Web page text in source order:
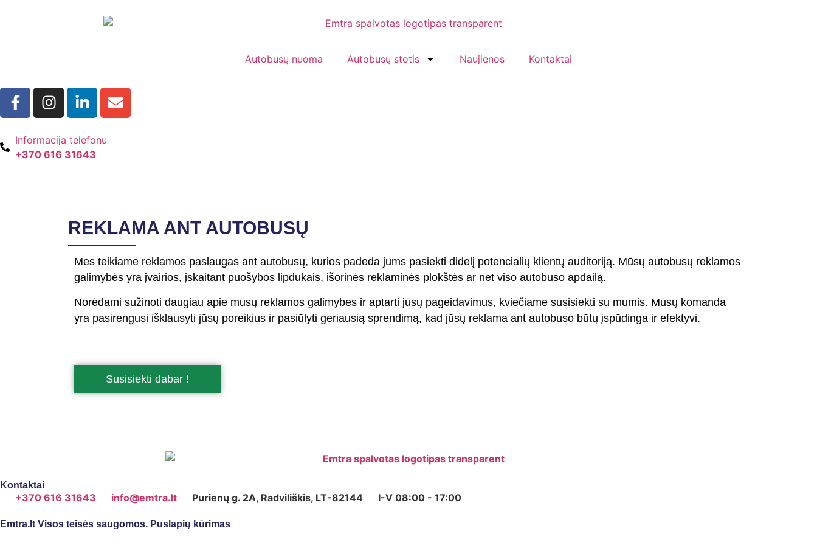
Autobusų nuoma Autobusų stotis Naujienos Kontaktai
Informacija telefonu
+370 616 31643
REKLAMA ANT AUTOBUSŲ
Mes teikiame reklamos paslaugas ant autobusų, kurios padeda jums pasiekti didelį potencialių klientų auditoriją. Mūsų autobusų reklamos
galimybės yra įvairios, įskaitant puošybos lipdukais, išorinės reklaminės plokštės ar net viso autobuso apdailą.
Norėdami sužinoti daugiau apie mūsų reklamos galimybes ir aptarti jūsų pageidavimus, kviečiame susisiekti su mumis. Mūsų komanda
yra pasirengusi išklausyti jūsų poreikius ir pasiūlyti geriausią sprendimą, kad jūsų reklama ant autobuso būtų įspūdinga ir efektyvi.
Susisiekti dabar !
Kontaktai
+370 616 31643 info@emtra.lt Purienų g. 2A, Radviliškis, LT-82144 I-V 08:00 - 17:00
Emtra.lt Visos teisės saugomos. Puslapių kūrimas